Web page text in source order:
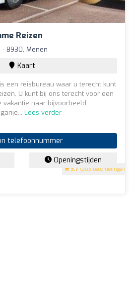
Reizen
3.7 (203 beoordelingen)
- 8930, Menen
Kaart
een reisbureau waar u terecht kunt
U kunt bij ons terecht voor een
vakantie naar bijvoorbeeld
Lees verder
telefoonnummer
Openingstijden